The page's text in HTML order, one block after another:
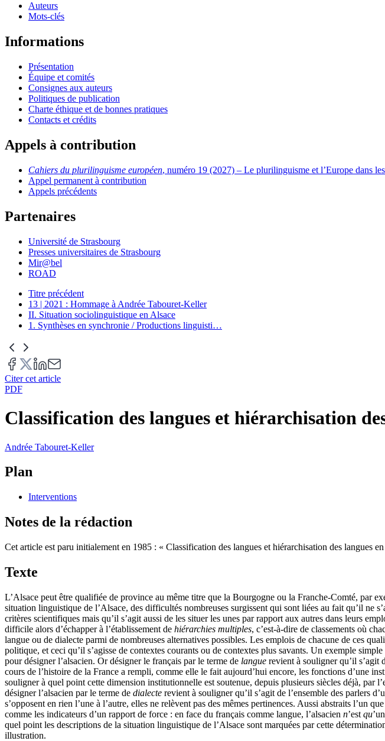
Auteurs
Mots-clés
Informations
Présentation
Équipe et comités
Consignes aux auteurs
Politiques de publication
Charte éthique et de bonnes pratiques
Contacts et crédits
Appels à contribution
Cahiers du plurilinguisme européen, numéro 19 (2027) – Le plurilinguisme et l’Europe dans
Appel permanent à contribution
Appels précédents
Partenaires
Université de Strasbourg
Presses universitaires de Strasbourg
Mir@bel
ROAD
Titre précédent
13 | 2021 : Hommage à Andrée Tabouret-Keller
II. Situation sociolinguistique en Alsace
1. Synthèses en synchronie / Productions linguisti…
Citer cet article
PDF
Classification des langues et hiérarchisation
Andrée Tabouret-Keller
Plan
Interventions
Notes de la rédaction
Cet article est paru initialement en 1985 : « Classification des langues et hiérarchisation des langues
Texte
L’Alsace peut être qualifiée de province au même titre que la Bourgogne ou la Franche-Comté, par
situation linguistique de l’Alsace, des difficultés nombreuses surgissent qui sont liées au fait qu’il ne
critères scientifiques mais qu’il s’agit aussi de les situer les unes par rapport aux autres dans leurs
difficile alors d’échapper à l’établissement de hiérarchies multiples, c’est-à-dire de classements où
langue ou de dialecte parmi de nombreuses alternatives possibles. Les emplois de chacune de ces
politique, et ceci qu’il s’agisse de contextes courants ou de contextes plus savants. Un exemple
pour désigner l’alsacien. Or désigner le français par le terme de langue revient à souligner qu’il s’agit
cours de l’histoire de la France a rempli, comme elle le fait aujourd’hui encore, les fonctions d’une
souligner à quel point cette dimension institutionnelle est soutenue, depuis plusieurs siècles déjà, par
désigner l’alsacien par le terme de dialecte revient à souligner qu’il s’agit de l’ensemble des parlers
s’opposent en rien l’une à l’autre, elles ne relèvent pas des mêmes pertinences. Aussi abstraits l’un
comme les indicateurs d’un rapport de force : en face du français comme langue, l’alsacien n’est qu
quel point les descriptions de la situation linguistique de l’Alsace sont marquées par cette
illustration.